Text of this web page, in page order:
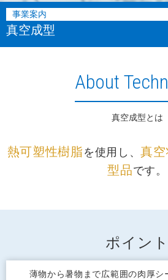
事業案内
真空成型
About
真空成型とは
熱可塑性樹脂を使用し、真
型品です。
ポイント
薄物から暑物まで広範囲の肉厚シ